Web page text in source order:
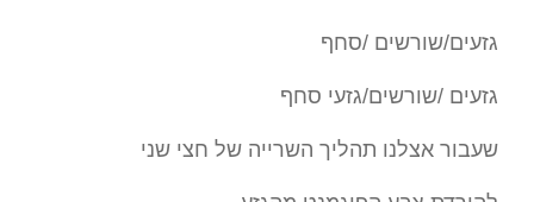
גזעים/שורשים /סחף
גזעים /שורשים/גזעי סחף
שעבור אצלנו תהליך השרייה של חצי שני